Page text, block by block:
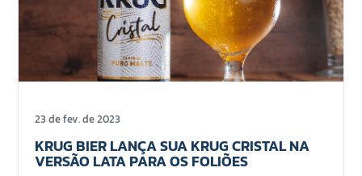
23 de fev. de 2023
KRUG BIER LANÇA SUA KRUG CRISTAL NA
VERSÃO LATA PARA OS FOLIÕES